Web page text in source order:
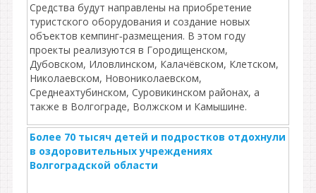
Средства будут направлены на приобретение
туристского оборудования и создание новых
объектов кемпинг‑размещения. В этом году
проекты реализуются в Городищенском,
Дубовском, Иловлинском, Калачёвском, Клетском,
Николаевском, Новониколаевском,
Среднеахтубинском, Суровикинском районах, а
также в Волгограде, Волжском и Камышине.
Более 70 тысяч детей и подростков отдохнули
в оздоровительных учреждениях
Волгоградской области